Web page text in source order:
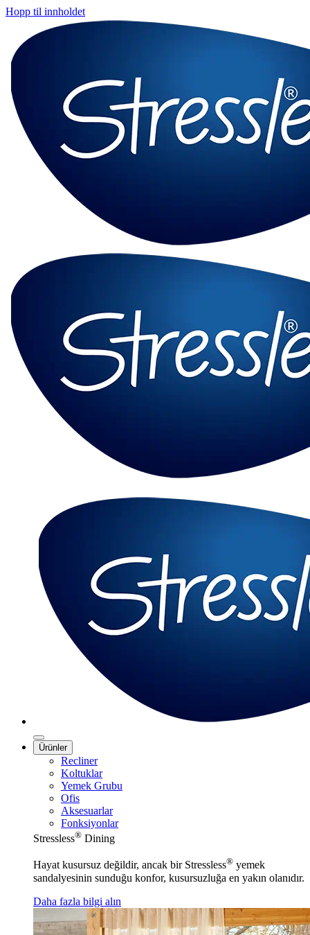
Hopp til innholdet
Ürünler
Recliner
Koltuklar
Yemek Grubu
Ofis
Aksesuarlar
Fonksiyonlar
Stressless® Dining
Hayat kusursuz değildir, ancak bir Stressless® yemek
sandalyesinin sunduğu konfor, kusursuzluğa en yakın olanıdır.
Daha fazla bilgi alın